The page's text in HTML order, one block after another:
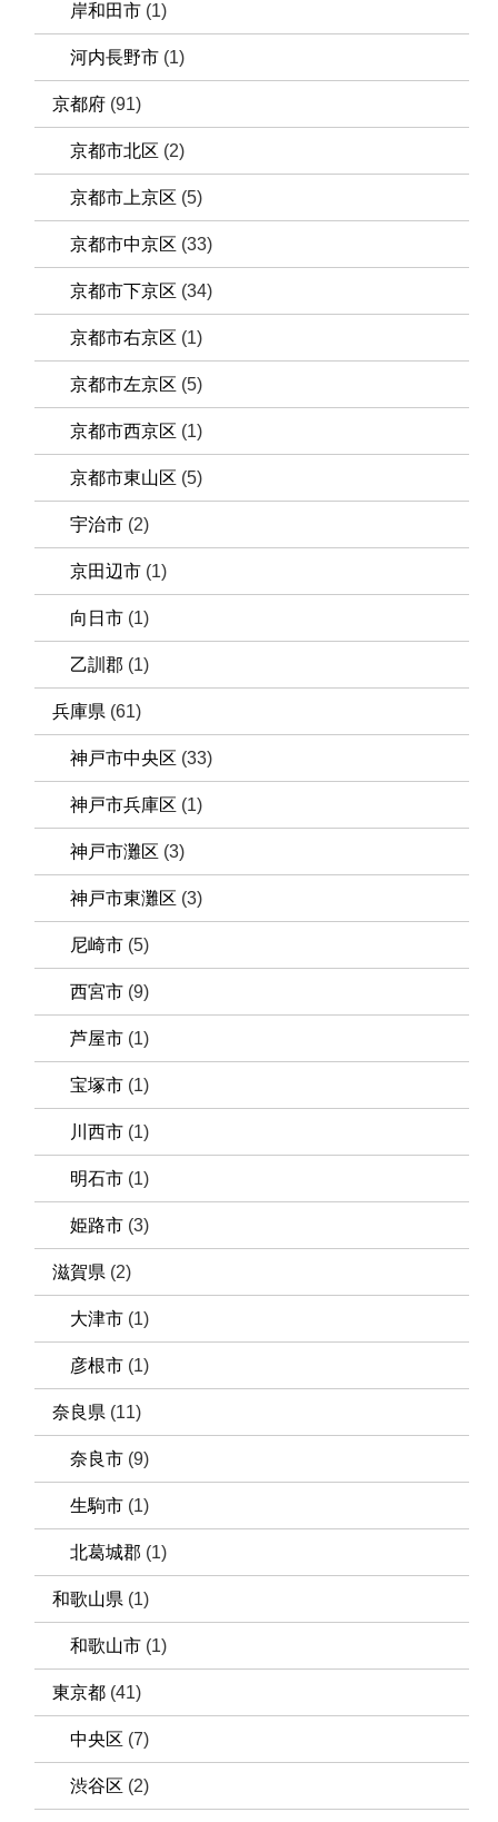
岸和田市 (1)
河内長野市 (1)
京都府 (91)
京都市北区 (2)
京都市上京区 (5)
京都市中京区 (33)
京都市下京区 (34)
京都市右京区 (1)
京都市左京区 (5)
京都市西京区 (1)
京都市東山区 (5)
宇治市 (2)
京田辺市 (1)
向日市 (1)
乙訓郡 (1)
兵庫県 (61)
神戸市中央区 (33)
神戸市兵庫区 (1)
神戸市灘区 (3)
神戸市東灘区 (3)
尼崎市 (5)
西宮市 (9)
芦屋市 (1)
宝塚市 (1)
川西市 (1)
明石市 (1)
姫路市 (3)
滋賀県 (2)
大津市 (1)
彦根市 (1)
奈良県 (11)
奈良市 (9)
生駒市 (1)
北葛城郡 (1)
和歌山県 (1)
和歌山市 (1)
東京都 (41)
中央区 (7)
渋谷区 (2)